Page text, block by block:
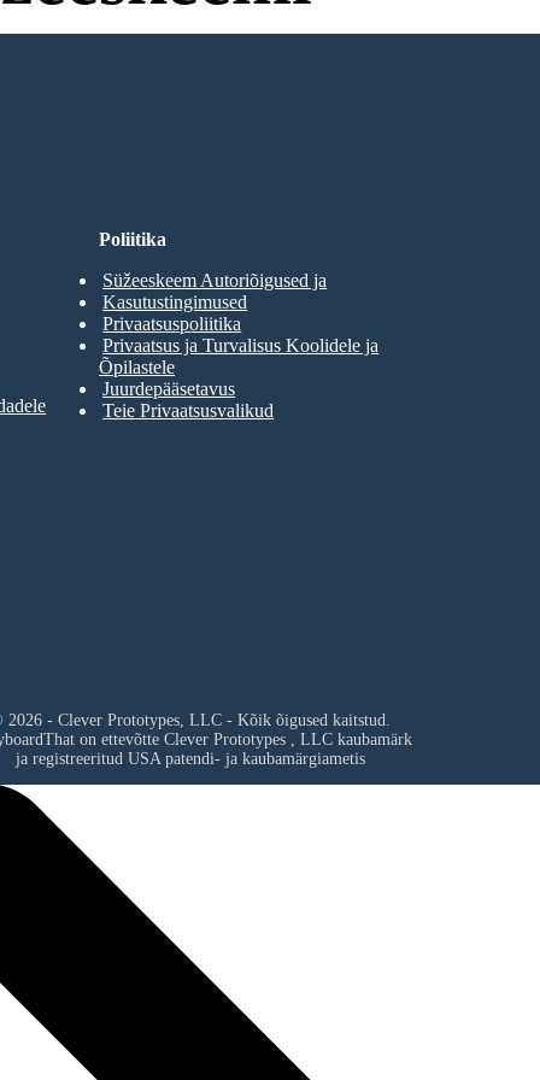
ega Sisselogimist!
Poliitika
Süžeeskeem Autoriõigused ja
Kasutustingimused
Privaatsuspoliitika
Privaatsus ja Turvalisus Koolidele ja
Õpilastele
Juurdepääsetavus
Teie Privaatsusvalikud
2026 - Clever Prototypes, LLC - Kõik õigused kaitstud.
on ettevõtte Clever Prototypes , LLC kaubamärk
ja registreeritud USA patendi- ja kaubamärgiametis